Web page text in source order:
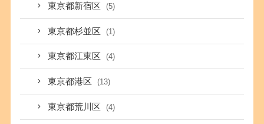
東京都新宿区 (5)
東京都杉並区 (1)
東京都江東区 (4)
東京都港区 (13)
東京都荒川区 (4)